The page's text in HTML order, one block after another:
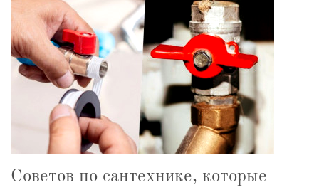
Советов по сантехнике, которые